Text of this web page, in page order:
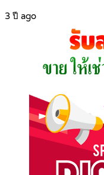
3 ปี ago